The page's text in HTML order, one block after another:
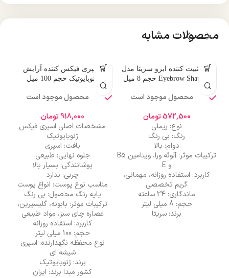
محصولات مشابه
ژل تثبیت کننده ابرو سریتا مدل
Eyebrow Shaping حجم 8 میل
محصول موجود است
572,500 تومان
نوع: ریملی
رنگ: بی رنگ
دوام: بالا
ترکیبات موثر: آلوئه ورا، ویتامین B5
و E
کاربرد: استفاده روزانه، مهمانی،
گریم تخصصی
ماندگاری: 24 ساعته
حجم: 8 میلی لیتر
برند: سریتا
اسپری فیکس کننده آرایش
ژنوبایوتیک حجم 100 میل
محصول موجود است
918,000 تومان
مشخصات اصلی اسپری فیکس
ژنوبایوتیک
بافت: اسپری
جلوه نهایی: طبیعی
پوشانندگی: بسیار بالا
چربی: ندارد
مناسب نوع پوست: انواع پوست
پایه رنگ محصول: بی رنگ
ترکیبات موثر: بابونه، گلیسیرین،
عصاره چای سبز، مواد طبیعی
کاربرد: استفاده روزانه
حجم: 100 میلی لیتر
نوع محفظه نگهدارنده: اسپری
شیشه ای
برند: ژنوبایوتیک
کشور مبدا برند: ایران